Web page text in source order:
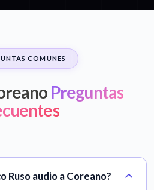
COMUNES
Preguntas
Ruso audio a Coreano?